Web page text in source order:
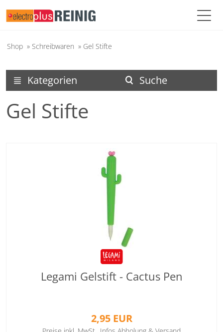
Shop » Schreibwaren » Gel Stifte
search Suche
menu Kategorien
Gel Stifte
Legami Gelstift - Cactus Pen
2,95 EUR